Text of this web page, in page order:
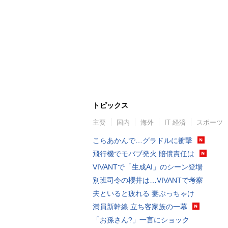
トピックス
主要 国内 海外 IT 経済 スポーツ
こらあかんで…グラドルに衝撃
飛行機でモバブ発火 賠償責任は
VIVANTで「生成AI」のシーン登場
別班司令の櫻井は…VIVANTで考察
夫といると疲れる 妻ぶっちゃけ
満員新幹線 立ち客家族の一幕
「お孫さん?」一言にショック